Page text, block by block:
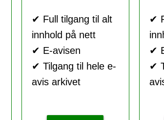
✔ Full tilgang til alt
innhold på nett
✔ E-avisen
✔ Tilgang til hele e-
avis arkivet
✔
✔
✔